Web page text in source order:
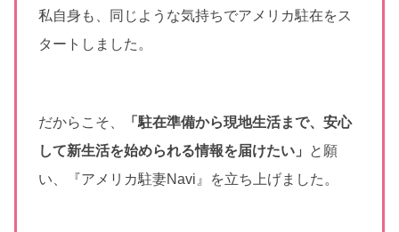
私自身も、同じような気持ちでアメリカ駐在をス
タートしました。
だからこそ、
「駐在準備から現地生活まで、安心
して新生活を始められる情報を届けたい」
と願
い、『アメリカ駐妻Navi』を立ち上げました。